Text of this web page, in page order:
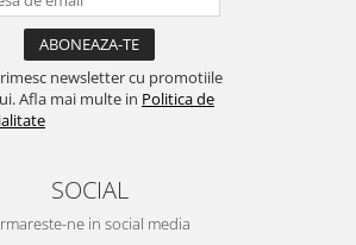
newsletter cu promotiile
Afla mai multe in Politica de
SOCIAL
ne in social media